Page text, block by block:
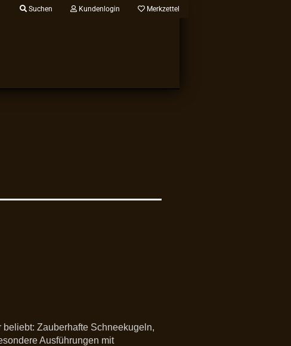
Suchen Kundenlogin Merkzettel
Zauberhafte Schneekugeln,
Ausführungen mit